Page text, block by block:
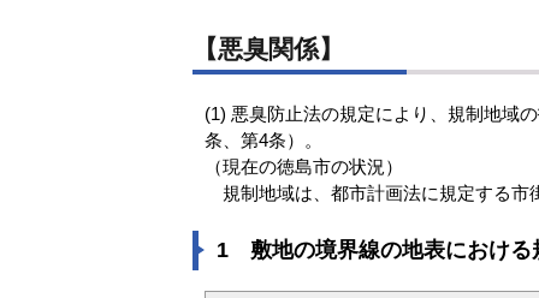
【悪臭関係】
(1) 悪臭防止法の規定により、規制地域
条、第4条）。
（現在の徳島市の状況）
規制地域は、都市計画法に規定する市
1 敷地の境界線の地表における